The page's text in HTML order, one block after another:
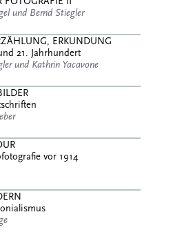
und Bernd Stiegler
ERKUNDUNG
21. Jahrhundert
und Kathrin Yacavone
vor 1914